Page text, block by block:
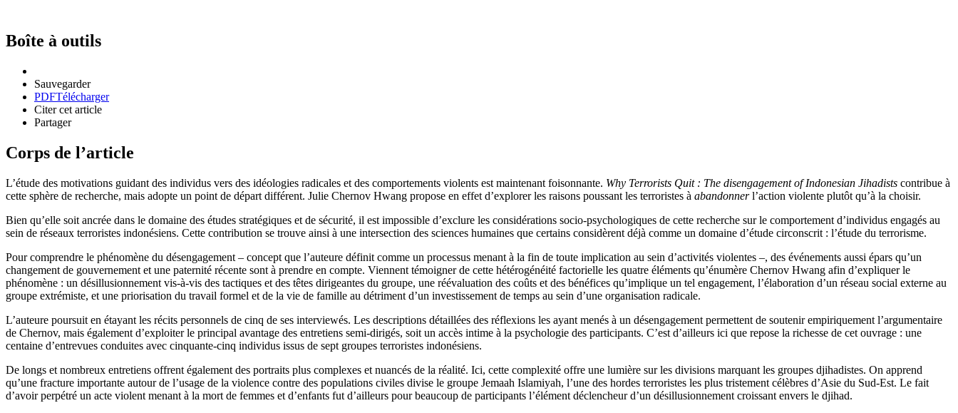
Boîte à outils
Sauvegarder
PDFTélécharger
Citer cet article
Partager
Corps de l’article
L’étude des motivations guidant des individus vers des idéologies radicales et des comportements violents est maintenant foisonnante. Why Terrorists Quit : The disengagement of Indonesian Jihadists contribue à
cette sphère de recherche, mais adopte un point de départ différent. Julie Chernov Hwang propose en effet d’explorer les raisons poussant les terroristes à abandonnerl’action violente plutôt qu’à la choisir.
Bien qu’elle soit ancrée dans le domaine des études stratégiques et de sécurité, il est impossible d’exclure les considérations socio-psychologiques de cette recherche sur le comportement d’individus engagés au
sein de réseaux terroristes indonésiens. Cette contribution se trouve ainsi à une intersection des sciences humaines que certains considèrent déjà comme un domaine d’étude circonscrit : l’étude du terrorisme.
Pour comprendre le phénomène du désengagement – concept que l’auteure définit comme un processus menant à la fin de toute implication au sein d’activités violentes –, des événements aussi épars qu’un
changement de gouvernement et une paternité récente sont à prendre en compte. Viennent témoigner de cette hétérogénéité factorielle les quatre éléments qu’énumère Chernov Hwang afin d’expliquer le
phénomène : un désillusionnement vis-à-vis des tactiques et des têtes dirigeantes du groupe, une réévaluation des coûts et des bénéfices qu’implique un tel engagement, l’élaboration d’un réseau social externe au
groupe extrémiste, et une priorisation du travail formel et de la vie de famille au détriment d’un investissement de temps au sein d’une organisation radicale.
L’auteure poursuit en étayant les récits personnels de cinq de ses interviewés. Les descriptions détaillées des réflexions les ayant menés à un désengagement permettent de soutenir empiriquement l’argumentaire
de Chernov, mais également d’exploiter le principal avantage des entretiens semi-dirigés, soit un accès intime à la psychologie des participants. C’est d’ailleurs ici que repose la richesse de cet ouvrage : une
centaine d’entrevues conduites avec cinquante-cinq individus issus de sept groupes terroristes indonésiens.
De longs et nombreux entretiens offrent également des portraits plus complexes et nuancés de la réalité. Ici, cette complexité offre une lumière sur les divisions marquant les groupes djihadistes. On apprend
qu’une fracture importante autour de l’usage de la violence contre des populations civiles divise le groupe Jemaah Islamiyah, l’une des hordes terroristes les plus tristement célèbres d’Asie du Sud-Est. Le fait
d’avoir perpétré un acte violent menant à la mort de femmes et d’enfants fut d’ailleurs pour beaucoup de participants l’élément déclencheur d’un désillusionnement croissant envers le djihad.